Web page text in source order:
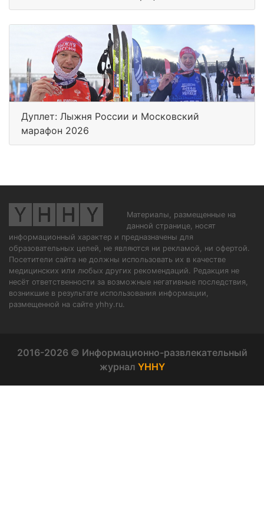
Дуплет: Лыжня России и Московский
марафон 2026
Материалы, размещенные на
данной странице, носят
информационный характер и предназначены для
образовательных целей, не являются ни рекламой, ни офертой.
Посетители сайта не должны использовать их в качестве
медицинских или любых других рекомендаций. Редакция не
несёт ответственности за возможные негативные последствия,
возникшие в результате использования информации,
размещенной на сайте yhhy.ru.
2016-2026 © Информационно-развлекательный
журнал YHHY